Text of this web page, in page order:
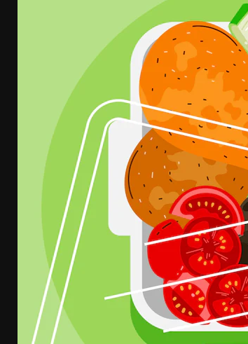
Die kreative Plattform, um deine beste
Arbeit zu verwirklichen. Mehr als 1
Abonnenten unter Kreativen,
Agenturen und Studios.
Deutsch
2026Freepik Company